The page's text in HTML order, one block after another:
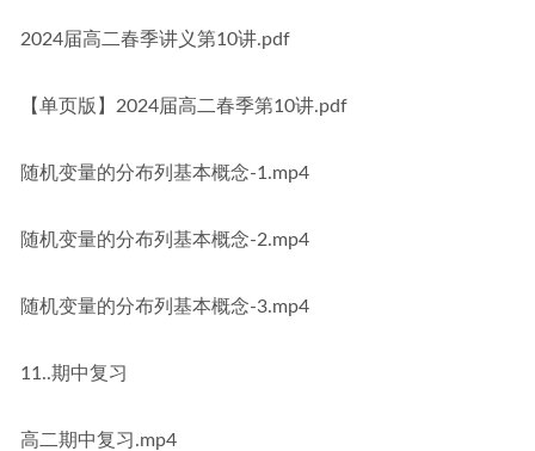
2024届高二春季讲义第10讲.pdf
【单页版】2024届高二春季第10讲.pdf
随机变量的分布列基本概念-1.mp4
随机变量的分布列基本概念-2.mp4
随机变量的分布列基本概念-3.mp4
11..期中复习
高二期中复习.mp4